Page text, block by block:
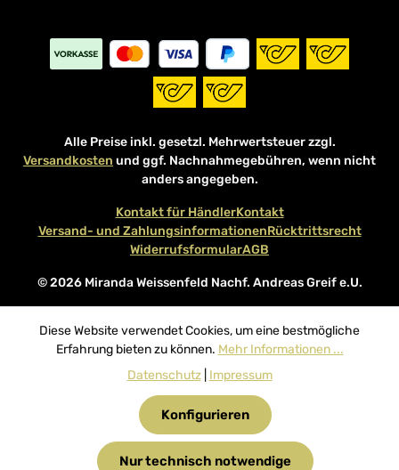
Alle Preise inkl. gesetzl. Mehrwertsteuer zzgl.
Versandkosten und ggf. Nachnahmegebühren, wenn nicht
anders angegeben.
© 2026 Miranda Weissenfeld Nachf. Andreas Greif e.U.
Kontakt für HändlerKontakt
Versand- und ZahlungsinformationenRücktrittsrecht
WiderrufsformularAGB
Diese Website verwendet Cookies, um eine bestmögliche
Erfahrung bieten zu können. Mehr Informationen ...
Datenschutz| Impressum
Nur technisch notwendige
Konfigurieren